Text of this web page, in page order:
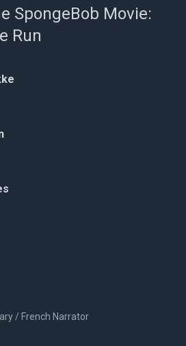
SpongeBob Movie:
Run
/ French Narrator